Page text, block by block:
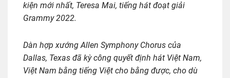
kiện mới nhất, Teresa Mai, tiếng hát đoạt giải
Grammy 2022.
Dàn hợp xướng Allen Symphony Chorus của
Dallas, Texas đã kỳ công quyết định hát Việt Nam,
Việt Nam bằng tiếng Việt cho bằng được, cho dù